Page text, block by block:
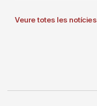
Veure totes les notícies